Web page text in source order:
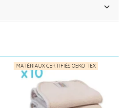
MATÉRIAUX CERTIFIÉS OEKO TEX